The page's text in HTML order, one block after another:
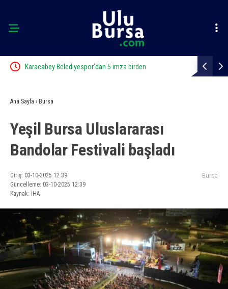
Karacabey Belediyespor’dan 5 imza birden
Ana Sayfa › Bursa
Yeşil Bursa Uluslararası
Bandolar Festivali başladı
Giriş: 03-10-2025 12:39
Güncelleme: 03-10-2025 12:39
Kaynak: İHA
Bursa